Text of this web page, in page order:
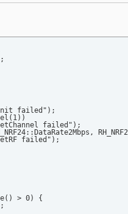
failed");
failed");
failed");
> 0) {